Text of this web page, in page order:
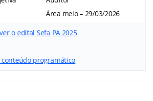
Área meio – 29/03/2026
o edital Sefa PA 2025
programático